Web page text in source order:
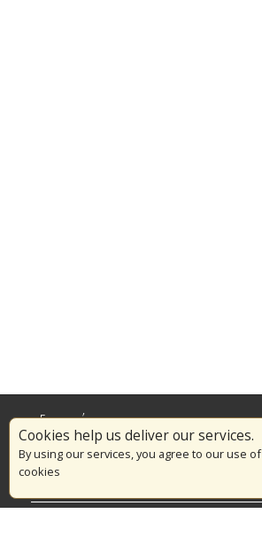
Cookies help us deliver our services.
By using our services, you agree to our use of
cookies
Επικαιρότητα
Το Πυροσβεστικό Σώμα